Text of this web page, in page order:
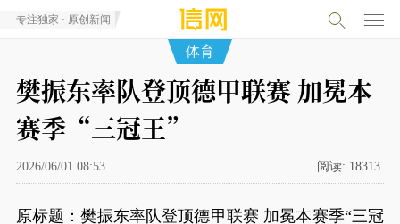
专注独家 · 原创新闻
体育
樊振东率队登顶德甲联赛 加冕本
赛季“三冠王”
2026/06/01 08:53 阅读: 18313
原标题：樊振东率队登顶德甲联赛 加冕本赛季“三冠